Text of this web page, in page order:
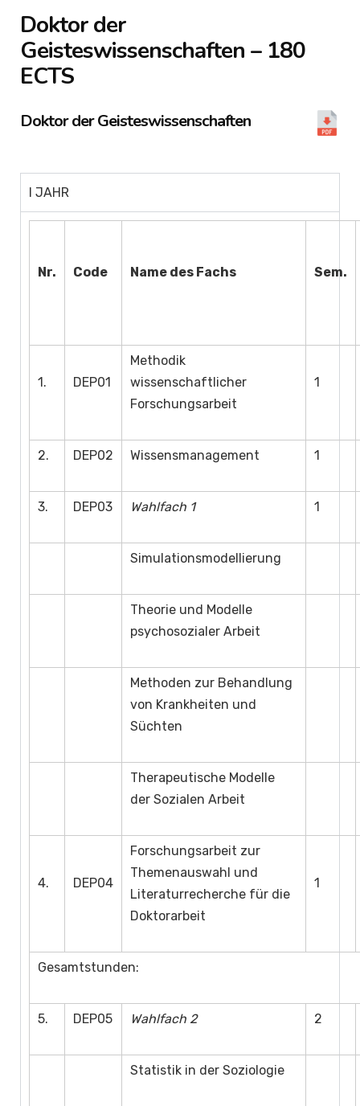
Doktor der
Geisteswissenschaften – 180
ECTS
Doktor der Geisteswissenschaften
I JAHR
Nr. Code Name des Fachs Sem.
1. DEP01
Methodik
wissenschaftlicher
Forschungsarbeit
1
2. DEP02 Wissensmanagement 1
3. DEP03 Wahlfach 1 1
Simulationsmodellierung
Theorie und Modelle
psychosozialer Arbeit
Methoden zur Behandlung
von Krankheiten und
Süchten
Therapeutische Modelle
der Sozialen Arbeit
4. DEP04
Forschungsarbeit zur
Themenauswahl und
Literaturrecherche für die
Doktorarbeit
1
Gesamtstunden:
5. DEP05 Wahlfach 2 2
Statistik in der Soziologie